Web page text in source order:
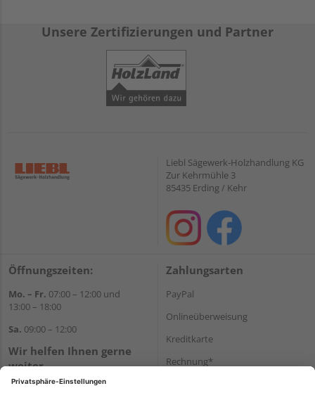
Unsere Zertifizierungen und Partner
Liebl Sägewerk-Holzhandlung KG
Zur Kehrmühle 3
85435 Erding / Kehr
Öffnungszeiten:
Mo. – Fr. 07:00 – 12:00 und
13:00 – 18:00
Sa. 09:00 – 12:00
Wir helfen Ihnen gerne
weiter
Tel.:+49 8122 14197
Zahlungsarten
PayPal
Onlineüberweisung
Kreditkarte
Rechnung*